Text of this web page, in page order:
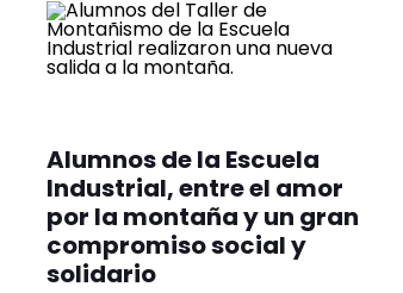
Alumnos de la Escuela
Industrial, entre el amor
por la montaña y un gran
compromiso social y
solidario